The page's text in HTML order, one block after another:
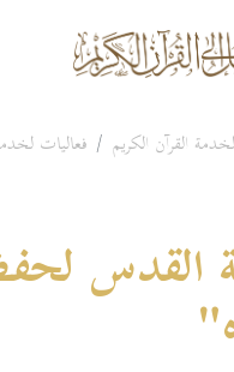
القرآن الكريم فعاليات
القدس